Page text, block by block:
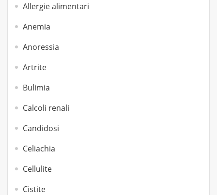
Allergie alimentari
Anemia
Anoressia
Artrite
Bulimia
Calcoli renali
Candidosi
Celiachia
Cellulite
Cistite